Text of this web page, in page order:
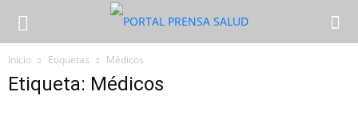
Inicio Etiquetas Médicos
Etiqueta: Médicos